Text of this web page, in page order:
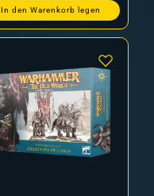
In den Warenkorb legen